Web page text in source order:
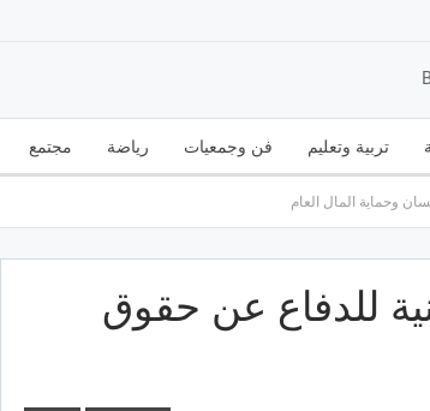
تربية وتعليم فن وجمعيات رياضة مجتمع
وحماية المال العام
للدفاع عن حقوق